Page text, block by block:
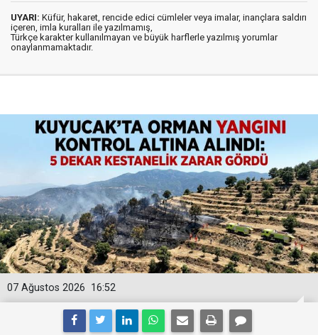
UYARI: Küfür, hakaret, rencide edici cümleler veya imalar, inançlara saldırı
içeren, imla kuralları ile yazılmamış,
Türkçe karakter kullanılmayan ve büyük harflerle yazılmış yorumlar
onaylanmamaktadır.
16:52
07 Ağustos 2026